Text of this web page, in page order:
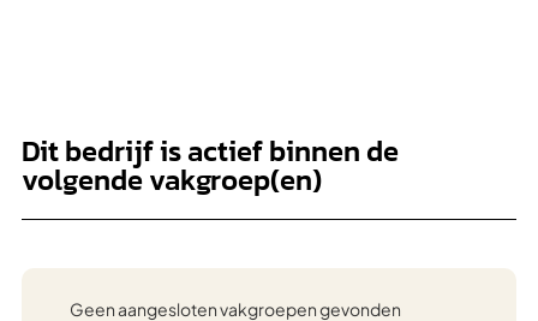
Dit bedrijf is actief binnen de
volgende vakgroep(en)
Geen aangesloten vakgroepen gevonden